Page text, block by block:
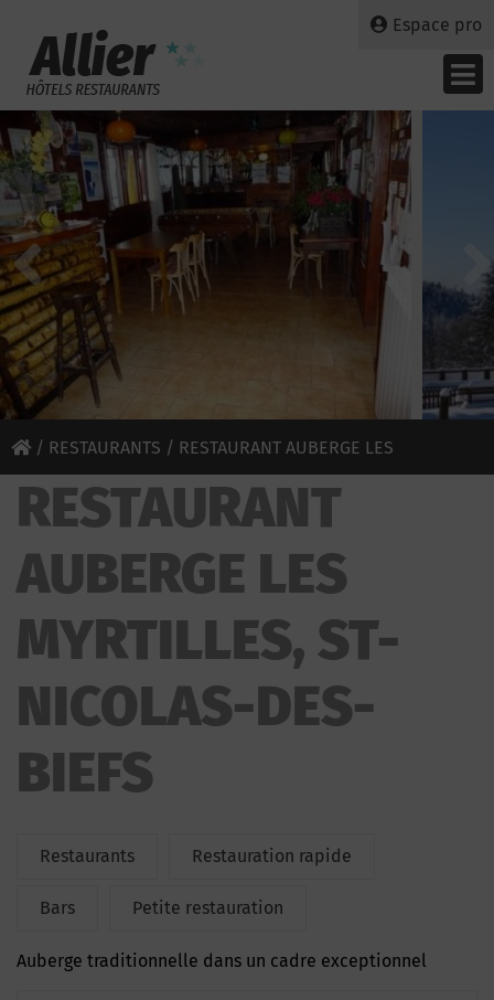
Espace pro
/ RESTAURANTS / RESTAURANT AUBERGE LES
MYRTILLES
RESTAURANT
AUBERGE LES
MYRTILLES, ST-
NICOLAS-DES-
BIEFS
Restaurants Restauration rapide
Bars Petite restauration
Auberge traditionnelle dans un cadre exceptionnel